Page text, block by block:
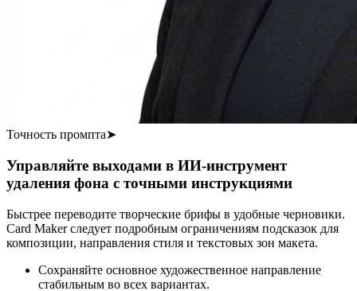
Точность промпта➤
Управляйте выходами в ИИ-инструмент
удаления фона с точными инструкциями
Быстрее переводите творческие брифы в удобные черновики.
Card Maker следует подробным ограничениям подсказок для
композиции, направления стиля и текстовых зон макета.
Сохраняйте основное художественное направление
стабильным во всех вариантах.